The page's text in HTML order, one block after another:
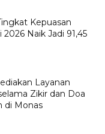
Kepuasan
Naik Jadi 91,45
Layanan
Zikir dan Doa
di Monas